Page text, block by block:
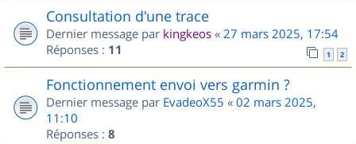
Consultation d'une trace
Dernier message par kingkeos « 27 mars 2025, 17:54
Réponses : 11 1 2
Fonctionnement envoi vers garmin ?
Dernier message par EvadeoX55 « 02 mars 2025,
11:10
Réponses : 8